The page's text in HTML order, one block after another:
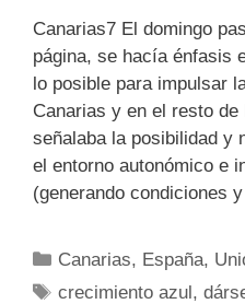
Canarias7 El domingo
página, se hacía énfasis
lo posible para impulsar
Canarias y en el resto
señalaba la posibilidad y
el entorno autonómico e
(generando condiciones
Canarias, España,
crecimiento azul,